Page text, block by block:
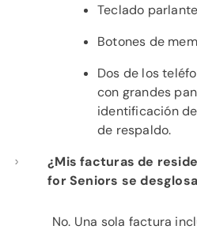
Teclado
Botones de
Dos de los
con grandes
identificación
de respaldo.
¿Mis facturas de
for Seniors se
No. Una sola factura